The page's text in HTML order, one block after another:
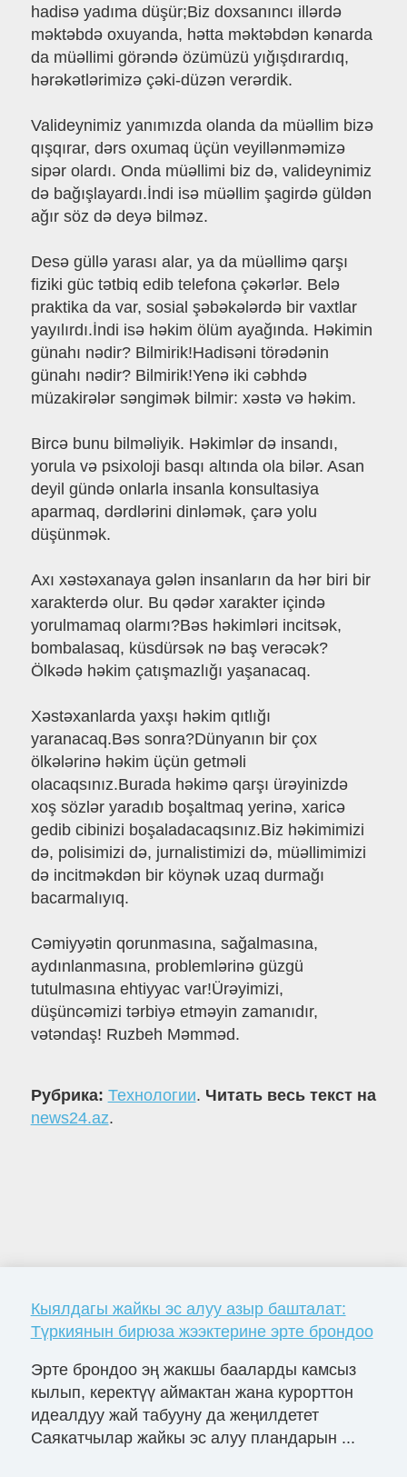
hadisə yadıma düşür;Biz doxsanıncı illərdə
məktəbdə oxuyanda, hətta məktəbdən kənarda
da müəllimi görəndə özümüzü yığışdırardıq,
hərəkətlərimizə çəki-düzən verərdik.
Valideynimiz yanımızda olanda da müəllim bizə
qışqırar, dərs oxumaq üçün veyillənməmizə
sipər olardı. Onda müəllimi biz də, valideynimiz
də bağışlayardı.İndi isə müəllim şagirdə güldən
ağır söz də deyə bilməz.
Desə güllə yarası alar, ya da müəllimə qarşı
fiziki güc tətbiq edib telefona çəkərlər. Belə
praktika da var, sosial şəbəkələrdə bir vaxtlar
yayılırdı.İndi isə həkim ölüm ayağında. Həkimin
günahı nədir? Bilmirik!Hadisəni törədənin
günahı nədir? Bilmirik!Yenə iki cəbhdə
müzakirələr səngimək bilmir: xəstə və həkim.
Bircə bunu bilməliyik. Həkimlər də insandı,
yorula və psixoloji basqı altında ola bilər. Asan
deyil gündə onlarla insanla konsultasiya
aparmaq, dərdlərini dinləmək, çarə yolu
düşünmək.
Axı xəstəxanaya gələn insanların da hər biri bir
xarakterdə olur. Bu qədər xarakter içində
yorulmamaq olarmı?Bəs həkimləri incitsək,
bombalasaq, küsdürsək nə baş verəcək?
Ölkədə həkim çatışmazlığı yaşanacaq.
Xəstəxanlarda yaxşı həkim qıtlığı
yaranacaq.Bəs sonra?Dünyanın bir çox
ölkələrinə həkim üçün getməli
olacaqsınız.Burada həkimə qarşı ürəyinizdə
xoş sözlər yaradıb boşaltmaq yerinə, xaricə
gedib cibinizi boşaladacaqsınız.Biz həkimimizi
də, polisimizi də, jurnalistimizi də, müəllimimizi
də incitməkdən bir köynək uzaq durmağı
bacarmalıyıq.
Cəmiyyətin qorunmasına, sağalmasına,
aydınlanmasına, problemlərinə güzgü
tutulmasına ehtiyyac var!Ürəyimizi,
düşüncəmizi tərbiyə etməyin zamanıdır,
vətəndaş! Ruzbeh Məmməd.
Рубрика: Технологии. Читать весь текст на
news24.az.
Кыялдагы жайкы эс алуу азыр башталат:
Түркиянын бирюза жээктерине эрте брондоо
Эрте брондоо эң жакшы бааларды камсыз
кылып, керектүү аймактан жана курорттон
идеалдуу жай табууну да жеңилдетет
Саякатчылар жайкы эс алуу пландарын ...